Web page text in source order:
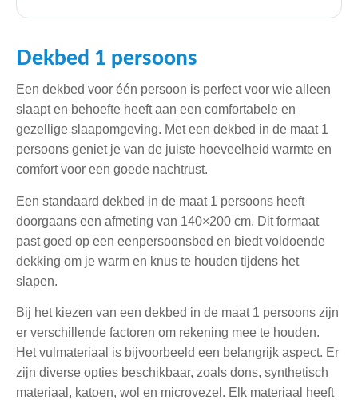
Dekbed 1 persoons
Een dekbed voor één persoon is perfect voor wie alleen
slaapt en behoefte heeft aan een comfortabele en
gezellige slaapomgeving. Met een dekbed in de maat 1
persoons geniet je van de juiste hoeveelheid warmte en
comfort voor een goede nachtrust.
Een standaard dekbed in de maat 1 persoons heeft
doorgaans een afmeting van 140×200 cm. Dit formaat
past goed op een eenpersoonsbed en biedt voldoende
dekking om je warm en knus te houden tijdens het
slapen.
Bij het kiezen van een dekbed in de maat 1 persoons zijn
er verschillende factoren om rekening mee te houden.
Het vulmateriaal is bijvoorbeeld een belangrijk aspect. Er
zijn diverse opties beschikbaar, zoals dons, synthetisch
materiaal, katoen, wol en microvezel. Elk materiaal heeft